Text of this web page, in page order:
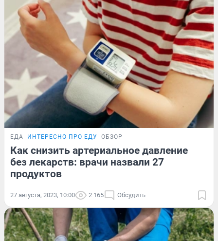
ЕДА ИНТЕРЕСНО ПРО ЕДУ ОБЗОР
Как снизить артериальное давление
без лекарств: врачи назвали 27
продуктов
27 августа, 2023, 10:00 2 165 Обсудить